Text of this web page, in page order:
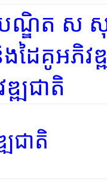
ជាតិ